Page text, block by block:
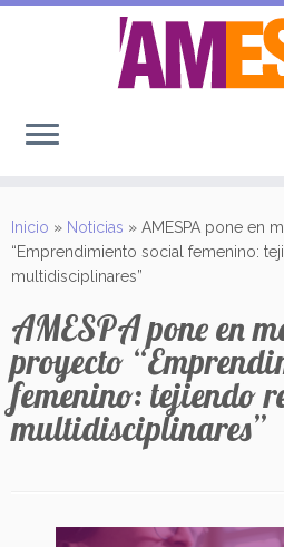
contenido
Inicio » Noticias » AMESPA pone en
“Emprendimiento social femenino:
multidisciplinares”
AMESPA pone en
proyecto
femenino: tejiendo
multidisciplinares”